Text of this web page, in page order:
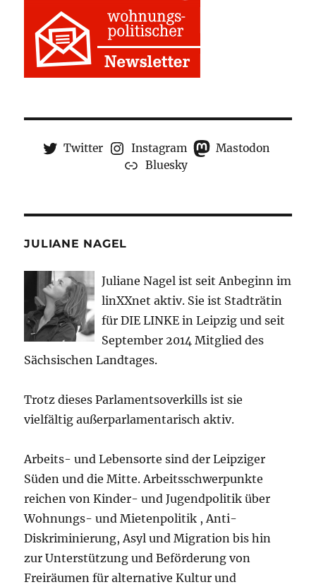
Twitter Instagram
Mastodon
Bluesky
JULIANE NAGEL
Juliane Nagel ist seit Anbeginn im
linXXnet aktiv. Sie ist Stadträtin
für DIE LINKE in Leipzig und seit
September 2014 Mitglied des
Sächsischen Landtages.
Trotz dieses Parlamentsoverkills ist sie
vielfältig außerparlamentarisch aktiv.
Arbeits- und Lebensorte sind der Leipziger
Süden und die Mitte. Arbeitsschwerpunkte
reichen von Kinder- und Jugendpolitik über
Wohnungs- und Mietenpolitik , Anti-
Diskriminierung, Asyl und Migration bis hin
zur Unterstützung und Beförderung von
Freiräumen für alternative Kultur und